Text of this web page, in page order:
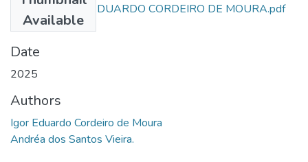
Available
ARTIGO - IGOR EDUARDO CORDEIRO DE MOURA.pdf
(4.35 MB)
Date
2025
Authors
Igor Eduardo Cordeiro de Moura
Andréa dos Santos Vieira.